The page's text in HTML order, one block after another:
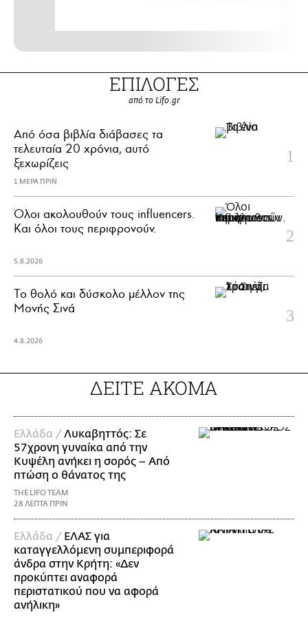
ΕΠΙΛΟΓΕΣ
από το Lifo.gr
Από όσα βιβλία διάβασες τα
τελευταία 20 χρόνια, αυτό
ξεχωρίζεις
1 ΜΕΡΑ ΠΡΙΝ
Όλοι ακολουθούν τους influencers.
Και όλοι τους περιφρονούν.
5.8.2026
Το θολό και δύσκολο μέλλον της
Μονής Σινά
4.8.2026
ΔΕΙΤΕ ΑΚΟΜΑ
Ελλάδα /Λυκαβηττός: Σε
57χρονη γυναίκα από την
Κυψέλη ανήκει η σορός – Από
πτώση ο θάνατος της
THE LIFO TEAM
28 ΛΕΠΤΑ ΠΡΙΝ
Ελλάδα / ΕΛΑΣ για
καταγγελλόμενη συμπεριφορά
άνδρα στην Κρήτη: «Δεν
προκύπτει αναφορά
περιστατικού που να αφορά
ανήλικη»